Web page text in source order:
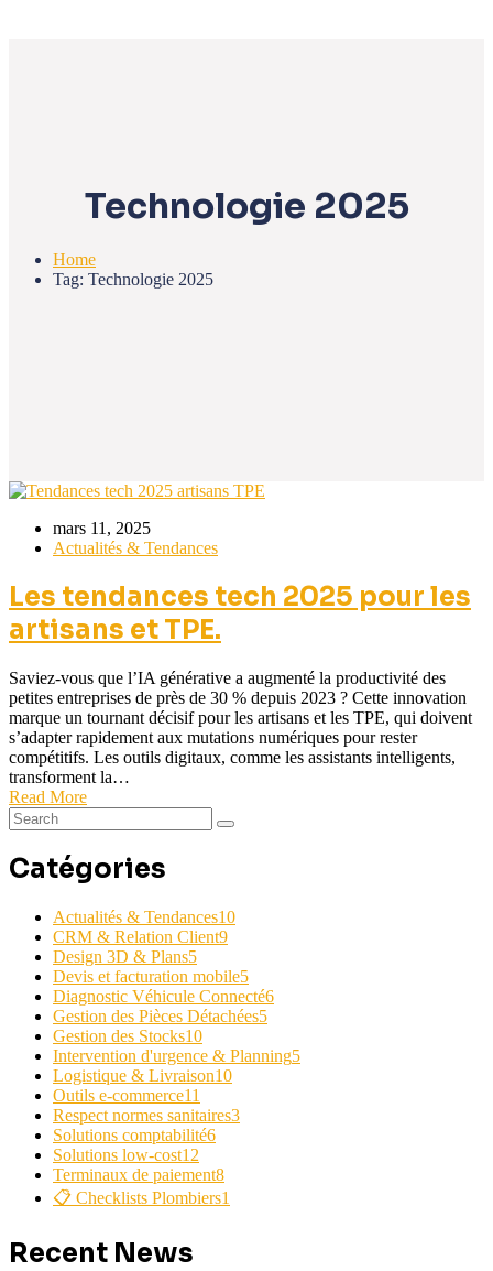
Technologie 2025
Home
Tag: Technologie 2025
mars 11, 2025
Actualités & Tendances
Les tendances tech 2025 pour les
artisans et TPE.
Saviez-vous que l’IA générative a augmenté la productivité des
petites entreprises de près de 30 % depuis 2023 ? Cette innovation
marque un tournant décisif pour les artisans et les TPE, qui doivent
s’adapter rapidement aux mutations numériques pour rester
compétitifs. Les outils digitaux, comme les assistants intelligents,
transforment la…
Read More
Catégories
Actualités & Tendances10
CRM & Relation Client9
Design 3D & Plans5
Devis et facturation mobile5
Diagnostic Véhicule Connecté6
Gestion des Pièces Détachées5
Gestion des Stocks10
Intervention d'urgence & Planning5
Logistique & Livraison10
Outils e-commerce11
Respect normes sanitaires3
Solutions comptabilité6
Solutions low-cost12
Terminaux de paiement8
📋 Checklists Plombiers1
Recent News